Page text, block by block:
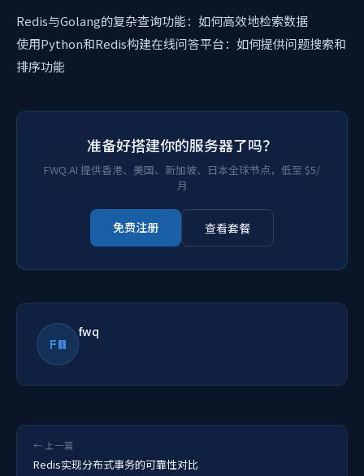
Redis与Golang的复杂查询功能：如何高效地检索数据
使用Python和Redis构建在线问答平台：如何提供问题搜索和
排序功能
准备好搭建你的服务器了吗？
FWQ.AI 提供香港、美国、新加坡、日本全球节点，低至 $5/
月
免费注册 查看套餐
FW
fwq
← 上一篇
Redis实现分布式事务的可靠性对比